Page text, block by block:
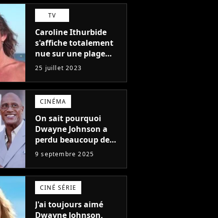
plus médiocres jamais
réalisés"
TV
Caroline Ithurbide
s'affiche totalement
nue sur une plage
naturiste : "je ne
pensais pas que
j'arriverais à le
faire..."
25 juillet 2023
CINÉMA
On sait pourquoi
Dwayne Johnson a
perdu beaucoup de
poids et c'est pour
une raison
importante
9 septembre 2025
CINÉ SÉRIE
J'ai toujours aimé
Dwayne Johnson,